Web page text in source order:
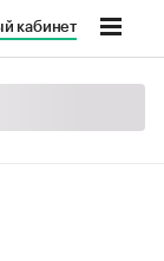
кабинет